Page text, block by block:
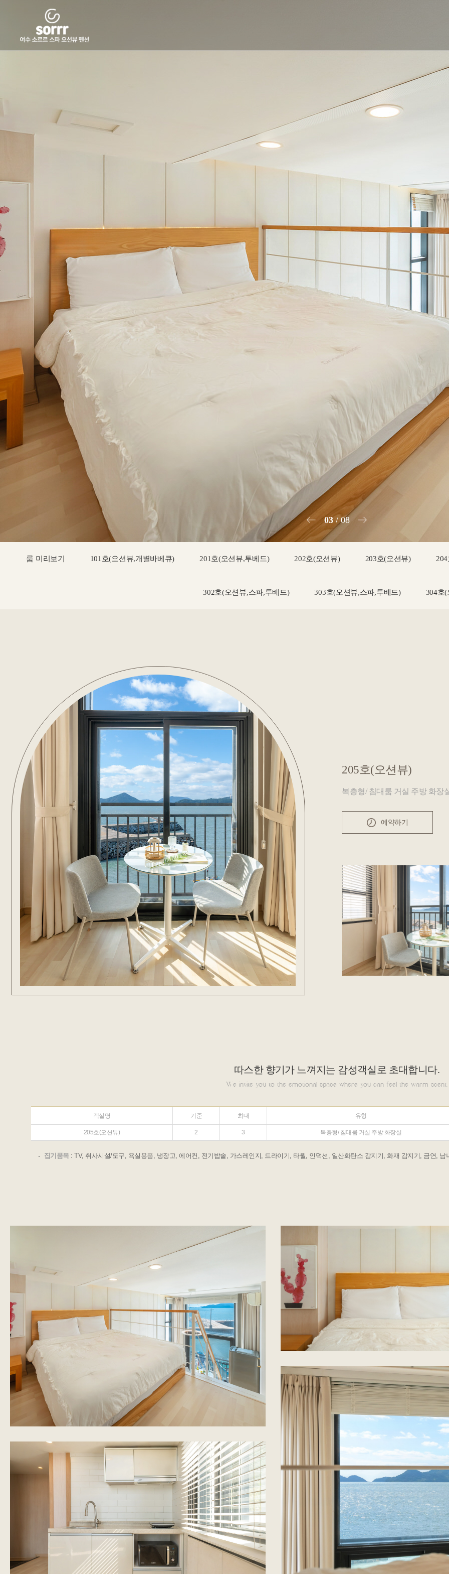
04 08
룸 미리보기 101호(오션뷰,개별바베큐) 201호(오션뷰,투베드) 202호(오션뷰) 203호(오션뷰)
302호(오션뷰,스파,투베드) 303호(오션뷰,스파,투베드) 304호
205호(오션뷰)
복층형/ 침대룸 거실 주방 화장
예약하기
따스한 향기가 느껴지는 감성객실로 초대합니다.
We invite you to the emotional space where you can feel the warm scent.
객실명 기준 최대 유형
205호(오션뷰) 2 3 복층형/ 침대룸 거실 주방 화장실
집기품목: TV, 취사시설/도구, 욕실용품, 냉장고, 에어컨, 전기밥솥, 가스레인지, 드라이기, 타월, 인덕션, 일산화탄소 감지기, 화재 감지기, 금연, 남